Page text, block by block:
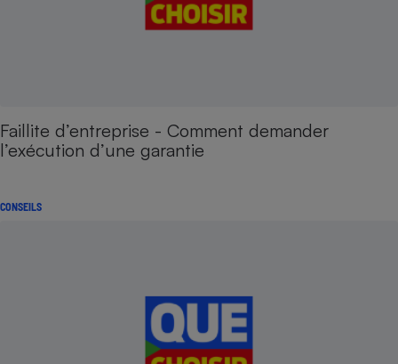
Faillite d’entreprise - Comment demander
l’exécution d’une garantie
CONSEILS